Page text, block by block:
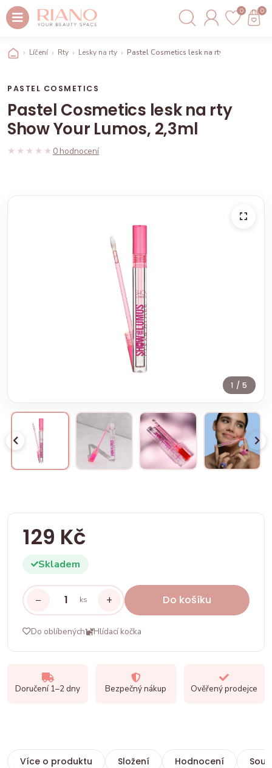
0 0
Líčení Rty Lesky na rty Pastel Cosmetics lesk na rty Show Your
PASTEL COSMETICS
Pastel Cosmetics lesk na rty
Show Your Lumos, 2,3ml
★★★★★
★★★★★ 0 hodnocení
1 / 5
129 Kč
Skladem
− ks + Do košíku
Do oblíbených Hlídací kočka
Doručení 1–2 dny Bezpečný nákup Ověřený prodejce
Více o produktu Složení Hodnocení